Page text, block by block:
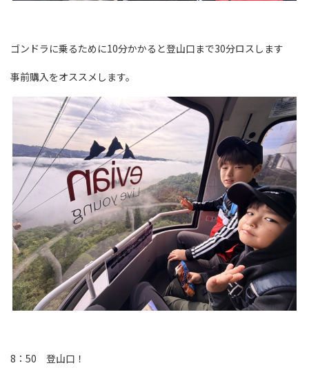
ゴンドラに乗るために10分かかると登山口まで30分ロスします
事前購入をオススメします。
8：50 登山口！